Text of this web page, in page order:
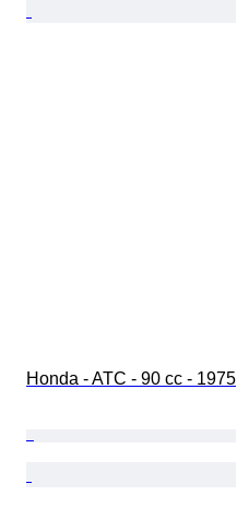
Honda - ATC - 90 cc - 1975